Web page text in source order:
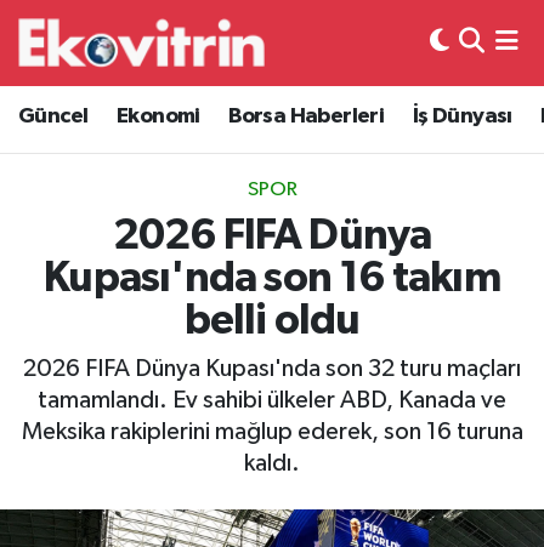
Güncel Ekonomi Borsa Haberleri İş Dünyası
SPOR
2026 FIFA Dünya
Kupası'nda son 16 takım
belli oldu
2026 FIFA Dünya Kupası'nda son 32 turu maçları
tamamlandı. Ev sahibi ülkeler ABD, Kanada ve
Meksika rakiplerini mağlup ederek, son 16 turuna
kaldı.
Güncel
Ekonomi
Borsa Haberleri
İş Dünyası
Otovitrin
Magazin
Hava Durumu
Trafik Durumu
Süper Lig Puan Durumu ve Fikstür
Tüm Manşetler
Son Dakika Haberleri
Haber Arşivi